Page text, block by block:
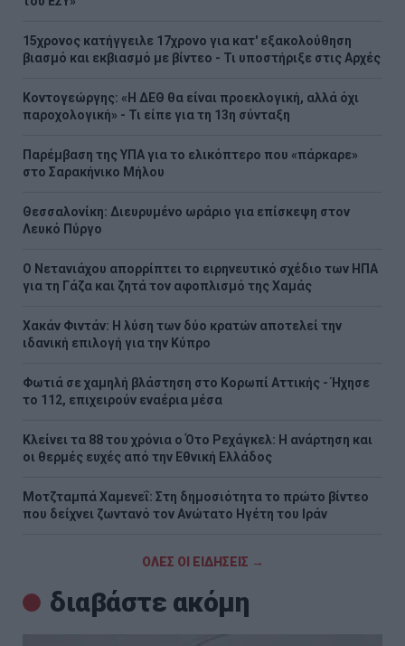
15χρονος κατήγγειλε 17χρονο για κατ' εξακολούθηση
βιασμό και εκβιασμό με βίντεο - Τι υποστήριξε στις Αρχές
Κοντογεώργης: «Η ΔΕΘ θα είναι προεκλογική, αλλά όχι
παροχολογική» - Τι είπε για τη 13η σύνταξη
Παρέμβαση της ΥΠΑ για το ελικόπτερο που «πάρκαρε»
στο Σαρακήνικο Μήλου
Θεσσαλονίκη: Διευρυμένο ωράριο για επίσκεψη στον
Λευκό Πύργο
Ο Νετανιάχου απορρίπτει το ειρηνευτικό σχέδιο των ΗΠΑ
για τη Γάζα και ζητά τον αφοπλισμό της Χαμάς
Χακάν Φιντάν: Η λύση των δύο κρατών αποτελεί την
ιδανική επιλογή για την Κύπρο
Φωτιά σε χαμηλή βλάστηση στο Κορωπί Αττικής - Ήχησε
το 112, επιχειρούν εναέρια μέσα
Κλείνει τα 88 του χρόνια ο Ότο Ρεχάγκελ: Η ανάρτηση και
οι θερμές ευχές από την Εθνική Ελλάδος
Μοτζταμπά Χαμενεΐ: Στη δημοσιότητα το πρώτο βίντεο
που δείχνει ζωντανό τον Ανώτατο Ηγέτη του Ιράν
ΟΛΕΣ ΟΙ ΕΙΔΗΣΕΙΣ →
διαβάστε ακόμη